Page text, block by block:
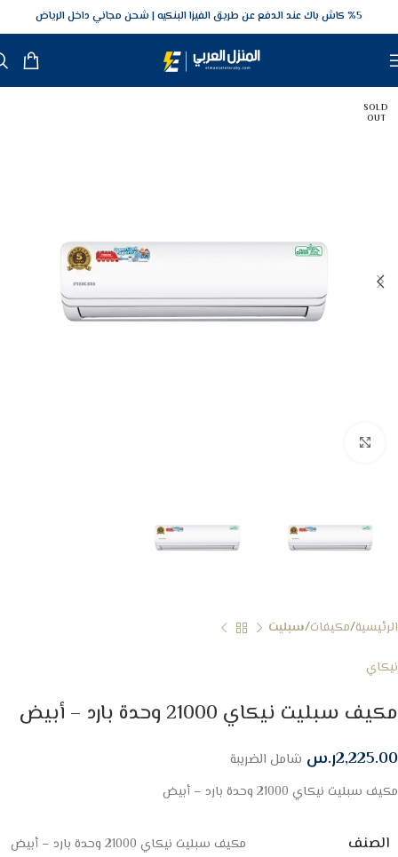
5‎% كاش باك عند الدفع عن طريق الفيزا البنكيه شحن مجاني داخل الرياض
SOLD
OUT
الرئيسية مكيفات سبليت
نيكاي
مكيف سبليت نيكاي 21000 وحدة بارد – أبيض
2,225.00ر.س شامل الضريبة
مكيف سبليت نيكاي 21000 وحدة بارد – أبيض
الصنف مكيف سبليت نيكاي 21000 وحدة بارد – أبيض